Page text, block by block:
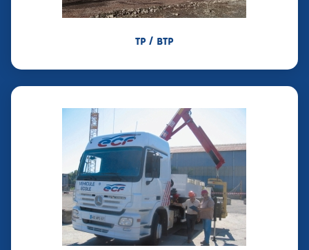
TP / BTP